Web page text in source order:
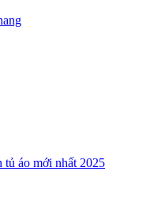
tủ áo mới nhất 2025